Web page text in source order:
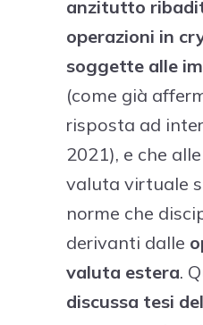
anzitutto
operazioni in
soggette alle
(come già
risposta ad
2021), e che
valuta virtuale
norme che
derivanti dalle
valuta estera.
discussa tesi